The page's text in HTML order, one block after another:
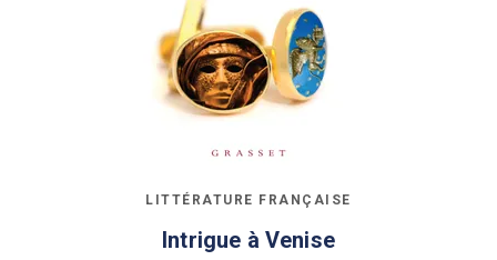
LITTÉRATURE FRANÇAISE
Intrigue à Venise